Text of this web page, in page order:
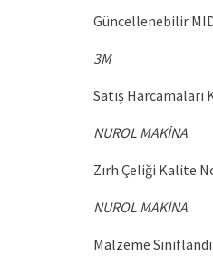
Güncellenebilir
3M
Satış
NUROL MAKİNA
Zırh Çeliği Kalite
NUROL MAKİNA
Malzeme